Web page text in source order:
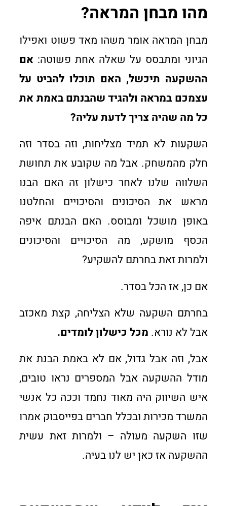
מהו מבחן המראה?
מבחן המראה אומר משהו מאד פשוט ואפילו
הגיוני ומתבסס על שאלה אחת פשוטה: אם
ההשקעה תיכשל, האם תוכלו להביט על
עצמכם במראה ולהגיד שהבנתם באמת את
כל מה שהיה צריך לדעת עליה?
השקעות לא תמיד מצליחות, וזה בסדר וזה
חלק מהמשחק. אבל מה שקובע את תחושת
השלווה שלנו לאחר כישלון זה האם הבנו
מראש את הסיכונים והסיכויים והחלטנו
באופן מושכל ומבוסס. האם הבנתם איפה
הכסף מושקע, מה הסיכויים והסיכונים
ולמרות זאת בחרתם להשקיע?
אם כן, אז הכל בסדר.
בחרתם השקעה שלא הצליחה, קצת מאכזב
אבל לא נורא. מכל כישלון לומדים.
אבל, וזה אבל גדול, אם לא באמת הבנת את
מודל ההשקעה אבל המספרים נראו טובים,
איש השיווק היה מאוד נחמד וככה כל אנשי
המשרד מכירות ובכלל חברים בפייסבוק אמרו
שזו השקעה מעולה – ולמרות זאת עשית
ההשקעה אז כאן יש לנו בעיה.